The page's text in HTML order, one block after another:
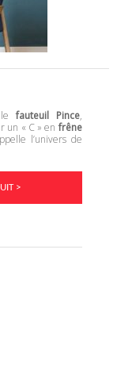
lefauteuil Pince,
un « C » enfrêne
l’univers de
>